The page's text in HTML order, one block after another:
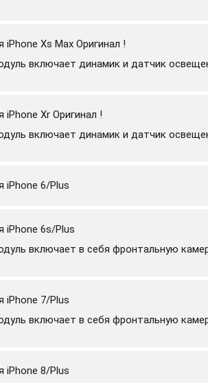
iPhone Xs Max Оригинал !
включает динамик и датчик
iPhone Xr Оригинал !
включает динамик и датчик
iPhone 6/Plus
iPhone 6s/Plus
включает в себя фронтальную
iPhone 7/Plus
включает в себя фронтальную
iPhone 8/Plus